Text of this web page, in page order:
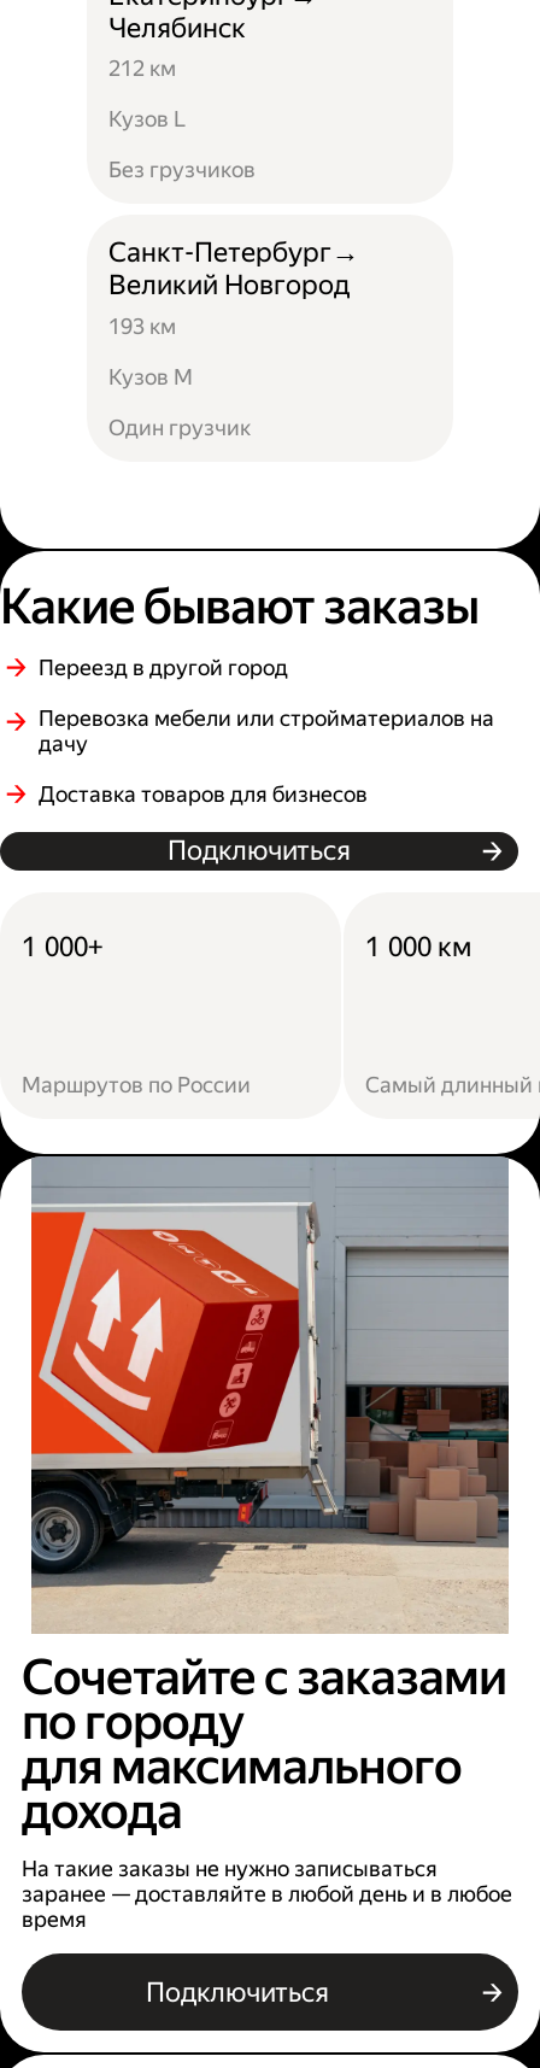
Челябинск
212 км
Кузов L
Без грузчиков
Санкт-Петербург→
Великий Новгород
193 км
Кузов М
Один грузчик
Какие бывают заказы
Переезд в другой город
Перевозка мебели или стройматериалов на
дачу
Доставка товаров для бизнесов
Подключиться
1 000+
Маршрутов по России
1 000 км
Самый длинный
Сочетайте с заказами
по городу
для максимального
дохода
На такие заказы не нужно записываться
заранее — доставляйте в любой день и в любое
время
Подключиться